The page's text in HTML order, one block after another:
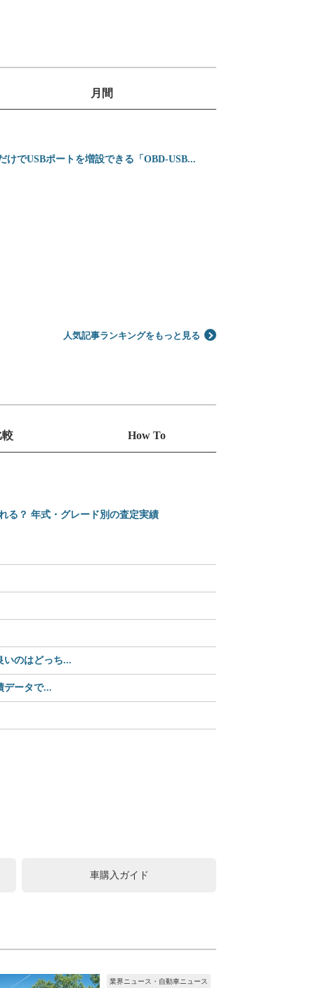
月間
でUSBポートを増設できる「OBD-USB...
人気記事ランキングをもっと見る
較 How To
る？ 年式・グレード別の査定実績
いのはどっち...
データで...
車購入ガイド
業界ニュース・自動車ニュース